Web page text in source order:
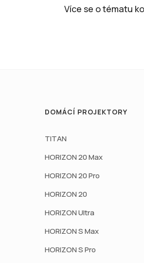
Více se o tématu
DOMÁCÍ PROJEKTORY
TITAN
HORIZON 20 Max
HORIZON 20 Pro
HORIZON 20
HORIZON Ultra
HORIZON S Max
HORIZON S Pro